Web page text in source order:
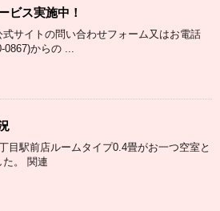
ビス実施中！
式サイトの問い合わせフォーム又はお電話
0867)からの ...
目駅前店ルームタイプ0.4畳がお一つ空室と
た。 関連